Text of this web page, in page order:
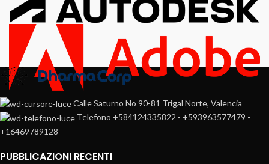
Calle Saturno No 90-81 Trigal Norte, Valencia
Telefono +584124335822 - +593963577479 -
+16469789128
PUBBLICAZIONI RECENTI